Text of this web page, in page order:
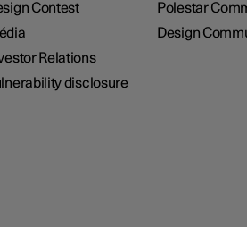
Contest
Relations
disclosure
Polestar
Design